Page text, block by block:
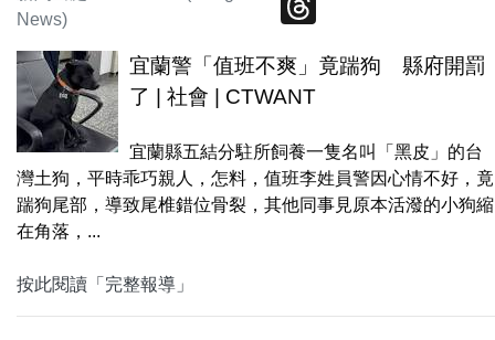
News)
宜蘭警「值班不爽」竟踹狗 縣府開罰
了 | 社會 | CTWANT
宜蘭縣五結分駐所飼養一隻名叫「黑皮」的台
灣土狗，平時乖巧親人，怎料，值班李姓員警因心情不好，竟
踹狗尾部，導致尾椎錯位骨裂，其他同事見原本活潑的小狗縮
在角落，...
按此閱讀「完整報導」